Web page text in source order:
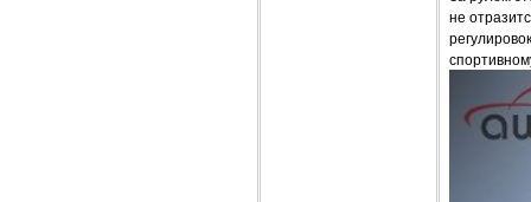
не